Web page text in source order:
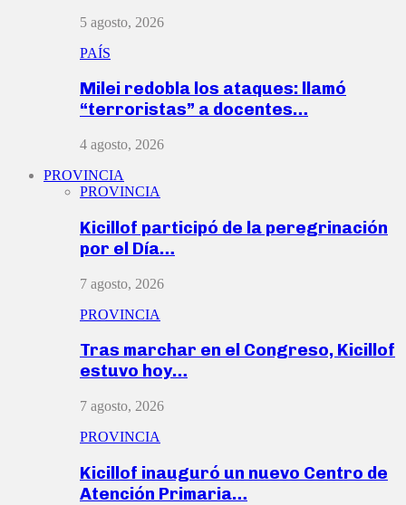
5 agosto, 2026
PAÍS
Milei redobla los ataques: llamó
“terroristas” a docentes…
4 agosto, 2026
PROVINCIA
PROVINCIA
Kicillof participó de la peregrinación
por el Día…
7 agosto, 2026
PROVINCIA
Tras marchar en el Congreso, Kicillof
estuvo hoy…
7 agosto, 2026
PROVINCIA
Kicillof inauguró un nuevo Centro de
Atención Primaria…